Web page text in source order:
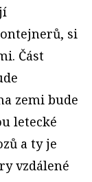
si
Část
zemi bude
letecké
a ty je
vzdálené